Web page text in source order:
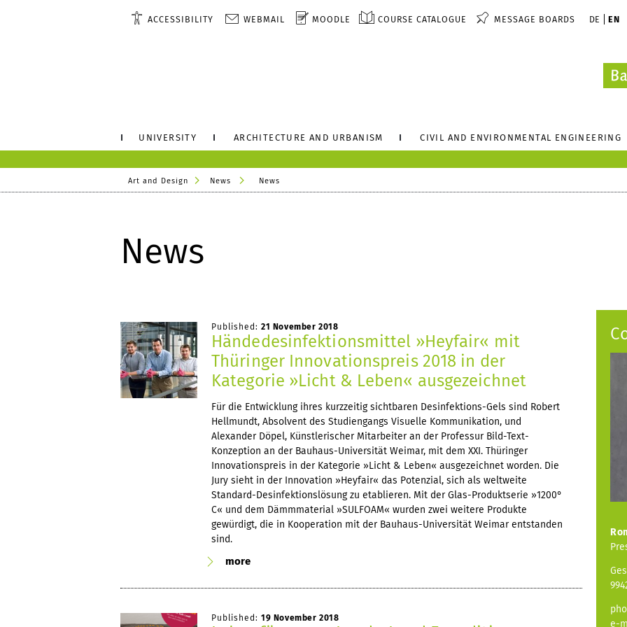
ACCESSIBILITY WEBMAIL MOODLE COURSE CATALOGUE MESSAGE BOARDS DE EN
UNIVERSITY ARCHITECTURE AND URBANISM CIVIL AND ENVIRONMENTAL ENGINEERING
Art and Design News News
News
Published: 21 November 2018
Händedesinfektionsmittel »Heyfair« mit
Thüringer Innovationspreis 2018 in der
Kategorie »Licht & Leben« ausgezeichnet
Für die Entwicklung ihres kurzzeitig sichtbaren Desinfektions-Gels sind Robert
Hellmundt, Absolvent des Studiengangs Visuelle Kommunikation, und
Alexander Döpel, Künstlerischer Mitarbeiter an der Professur Bild-Text-
Konzeption an der Bauhaus-Universität Weimar, mit dem XXI. Thüringer
Innovationspreis in der Kategorie »Licht & Leben« ausgezeichnet worden. Die
Jury sieht in der Innovation »Heyfair« das Potenzial, sich als weltweite
Standard-Desinfektionslösung zu etablieren. Mit der Glas-Produktserie »1200°
C« und dem Dämmmaterial »SULFOAM« wurden zwei weitere Produkte
gewürdigt, die in Kooperation mit der Bauhaus-Universität Weimar entstanden
sind.
more
Published: 19 November 2018
e-